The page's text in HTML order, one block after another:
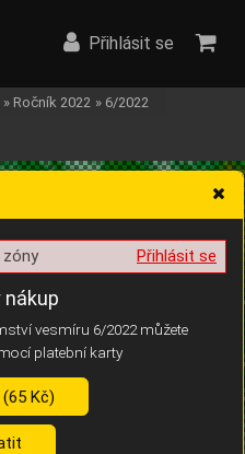
volitelných informací
ukládat žádné informace
ale požádali o souhlas s
Přihlásit se
» Ročník 2022 » 6/2022
Přihlásit se
nákup
vesmíru 6/2022 můžete
platební karty
Kč)